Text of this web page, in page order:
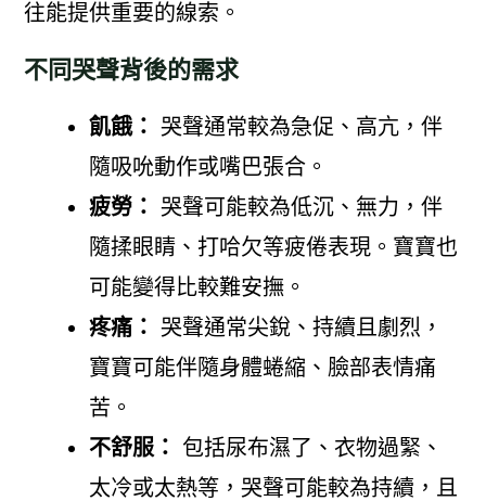
往能提供重要的線索。
不同哭聲背後的需求
飢餓： 哭聲通常較為急促、高亢，伴
隨吸吮動作或嘴巴張合。
疲勞： 哭聲可能較為低沉、無力，伴
隨揉眼睛、打哈欠等疲倦表現。寶寶也
可能變得比較難安撫。
疼痛： 哭聲通常尖銳、持續且劇烈，
寶寶可能伴隨身體蜷縮、臉部表情痛
苦。
不舒服：
包括尿布濕了、衣物過緊、
太冷或太熱等，哭聲可能較為持續，且